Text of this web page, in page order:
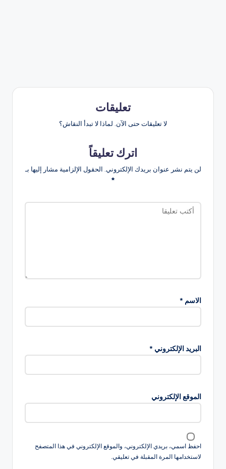
تعليقات
لا تعليقات حتى الآن. لماذا لا تبدأ النقاش؟
اترك تعليقاً
لن يتم نشر عنوان بريدك الإلكتروني. الحقول الإلزامية مشار إليها بـ
*
الاسم *
البريد الإلكتروني *
الموقع الإلكتروني
احفظ اسمي، بريدي الإلكتروني، والموقع الإلكتروني في هذا المتصفح
لاستخدامها المرة المقبلة في تعليقي.